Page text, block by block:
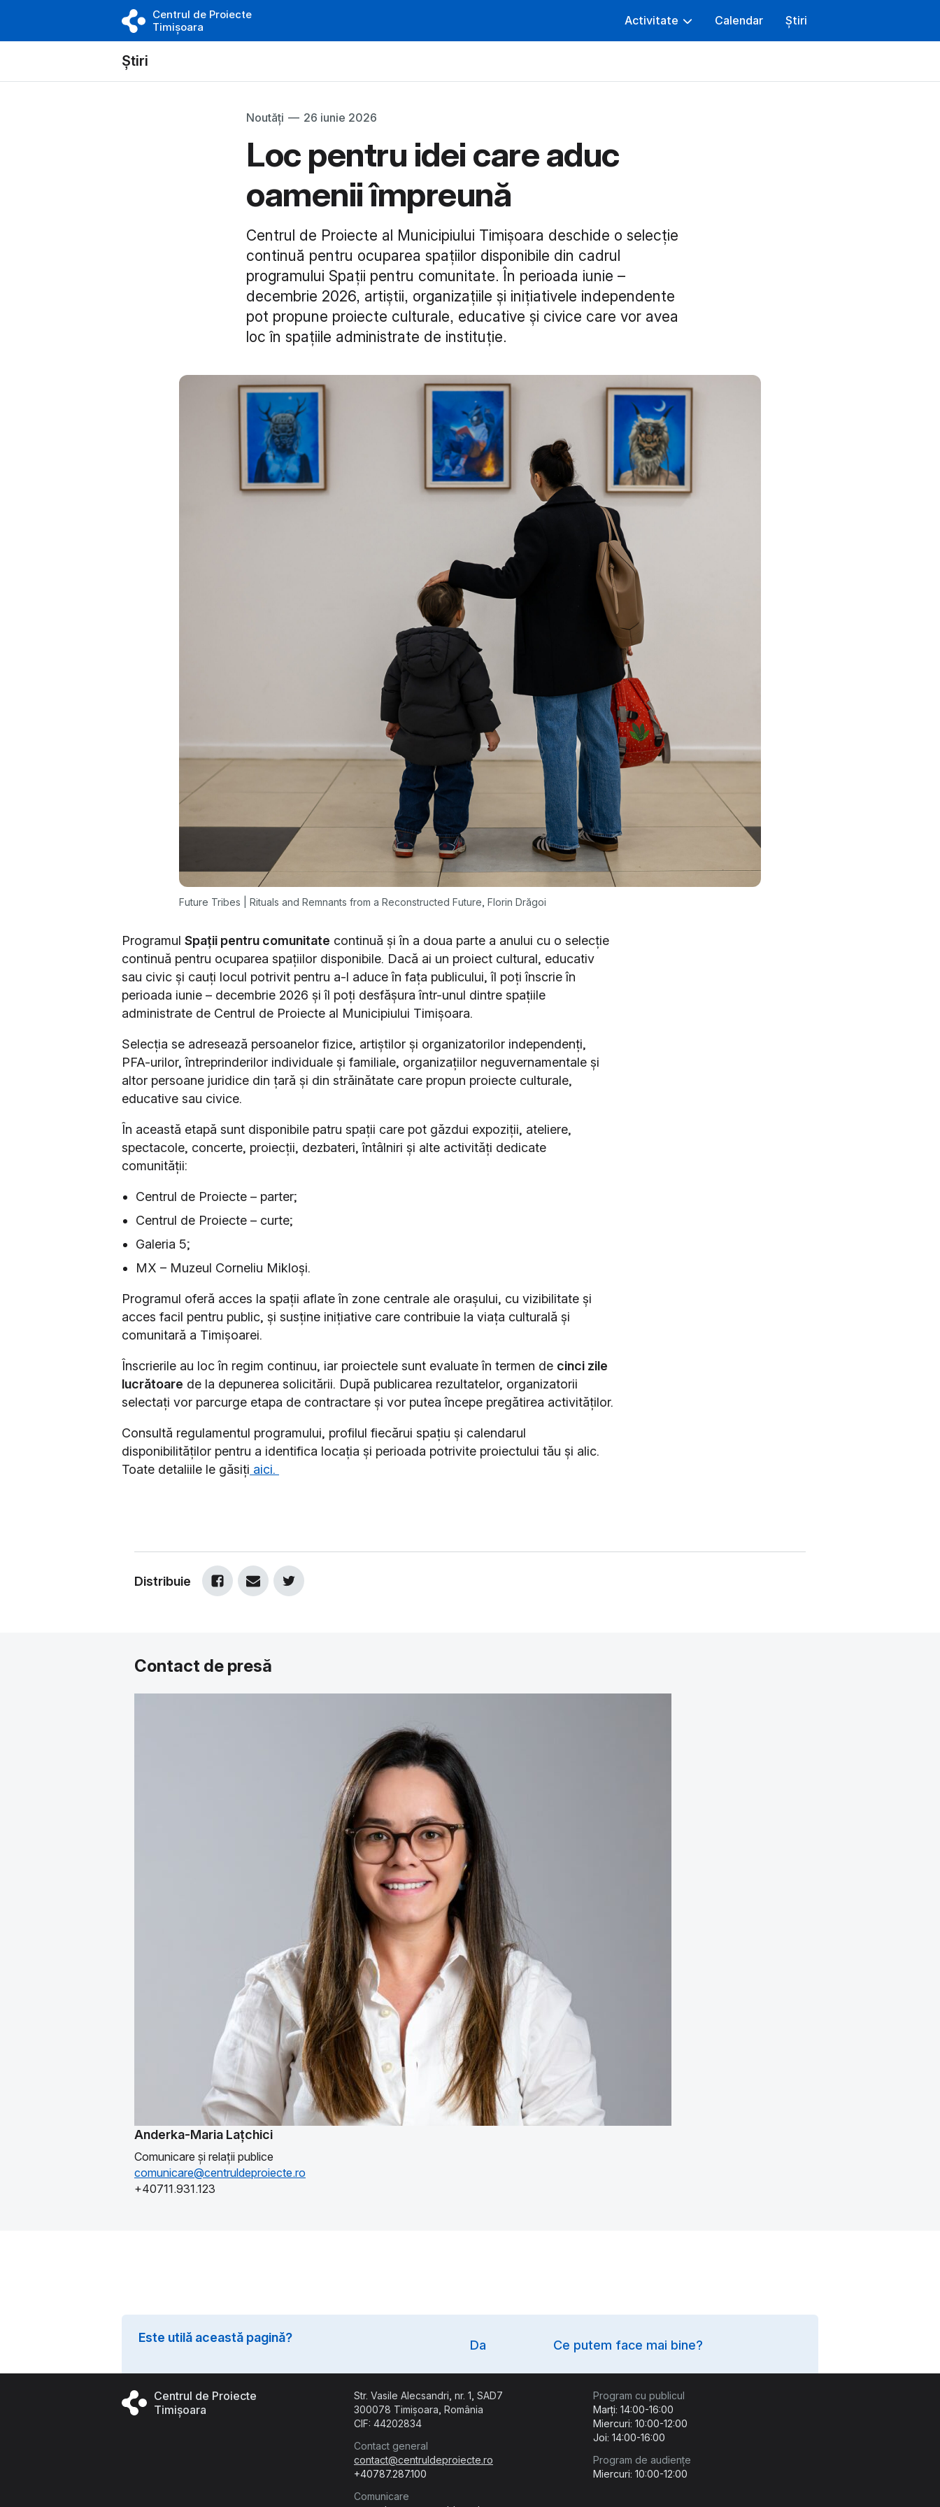
Centrul de Proiecte
Timișoara
Activitate Calendar Știri
Știri
Noutăți — 26 iunie 2026
Loc pentru idei care aduc
oamenii împreună
Centrul de Proiecte al Municipiului Timișoara deschide o selecție
continuă pentru ocuparea spațiilor disponibile din cadrul
programului Spații pentru comunitate. În perioada iunie –
decembrie 2026, artiștii, organizațiile și inițiativele independente
pot propune proiecte culturale, educative și civice care vor avea
loc în spațiile administrate de instituție.
Future Tribes | Rituals and Remnants from a Reconstructed Future, Florin Drăgoi
Programul Spații pentru comunitate continuă și în a doua parte a anului cu o selecție
continuă pentru ocuparea spațiilor disponibile. Dacă ai un proiect cultural, educativ
sau civic și cauți locul potrivit pentru a-l aduce în fața publicului, îl poți înscrie în
perioada iunie – decembrie 2026 și îl poți desfășura într-unul dintre spațiile
administrate de Centrul de Proiecte al Municipiului Timișoara.
Selecția se adresează persoanelor fizice, artiștilor și organizatorilor independenți,
PFA-urilor, întreprinderilor individuale și familiale, organizațiilor neguvernamentale și
altor persoane juridice din țară și din străinătate care propun proiecte culturale,
educative sau civice.
În această etapă sunt disponibile patru spații care pot găzdui expoziții, ateliere,
spectacole, concerte, proiecții, dezbateri, întâlniri și alte activități dedicate
comunității:
Centrul de Proiecte – parter;
Centrul de Proiecte – curte;
Galeria 5;
MX – Muzeul Corneliu Mikloși.
Programul oferă acces la spații aflate în zone centrale ale orașului, cu vizibilitate și
acces facil pentru public, și susține inițiative care contribuie la viața culturală și
comunitară a Timișoarei.
Înscrierile au loc în regim continuu, iar proiectele sunt evaluate în termen de cinci zile
lucrătoare de la depunerea solicitării. După publicarea rezultatelor, organizatorii
selectați vor parcurge etapa de contractare și vor putea începe pregătirea activităților.
Consultă regulamentul programului, profilul fiecărui spațiu și calendarul
disponibilităților pentru a identifica locația și perioada potrivite proiectului tău și alic.
Toate detaliile le găsiți aici.
Distribuie
Contact de presă
Anderka-Maria Lațchici
Comunicare și relații publice
comunicare@centruldeproiecte.ro
+40711.931.123
Este utilă această pagină?
Da Ce putem face mai bine?
Centrul de Proiecte
Timișoara
Str. Vasile Alecsandri, nr. 1, SAD7
300078 Timișoara, România
CIF: 44202834
Contact general
contact@centruldeproiecte.ro
+40787.287.100
Comunicare
Program cu publicul
Marți: 14:00-16:00
Miercuri: 10:00-12:00
Joi: 14:00-16:00
Program de audiențe
Miercuri: 10:00-12:00